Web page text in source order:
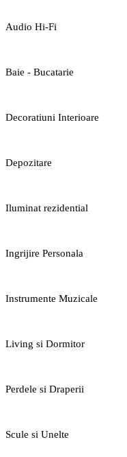
Audio Hi-Fi
Baie - Bucatarie
Decoratiuni Interioare
Depozitare
Iluminat rezidential
Ingrijire Personala
Instrumente Muzicale
Living si Dormitor
Perdele si Draperii
Scule si Unelte